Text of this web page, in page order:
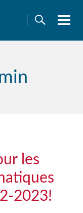
les
2023!